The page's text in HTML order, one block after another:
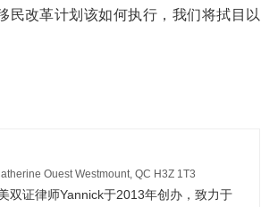
民改革计划该如何执行，我们将拭目以
Ouest Westmount, QC H3Z 1T3
双证律师Yannick于2013年创办，致力于